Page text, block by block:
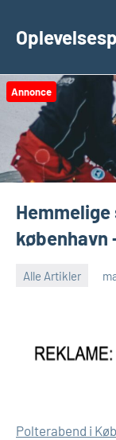
Annonce
københavn
Alle Artikler
Polterabend i